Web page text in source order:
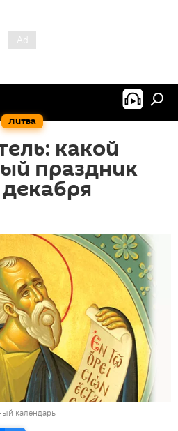
Литва
какой
праздник
календарь